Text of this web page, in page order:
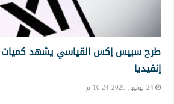
طرح سبيس إكس القياسي يشهد
إنفيديا
24 يونيو, 2026 10:24 م